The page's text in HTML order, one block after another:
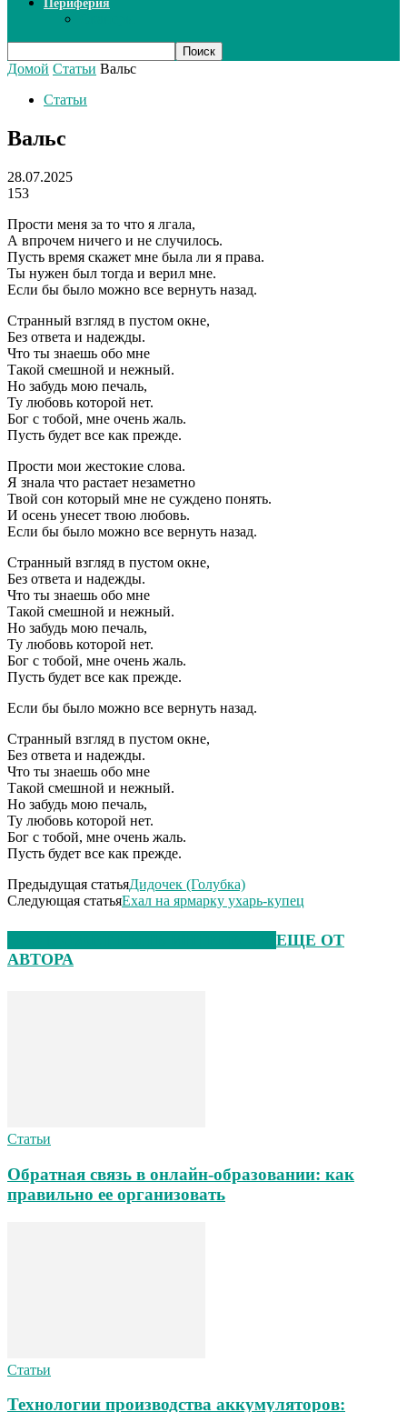
Периферия
Домой Статьи Вальс
Статьи
Вальс
28.07.2025
153
Прости меня за то что я лгала,
А впрочем ничего и не случилось.
Пусть время скажет мне была ли я права.
Ты нужен был тогда и верил мне.
Если бы было можно все вернуть назад.
Странный взгляд в пустом окне,
Без ответа и надежды.
Что ты знаешь обо мне
Такой смешной и нежный.
Но забудь мою печаль,
Ту любовь которой нет.
Бог с тобой, мне очень жаль.
Пусть будет все как прежде.
Прости мои жестокие слова.
Я знала что растает незаметно
Твой сон который мне не суждено понять.
И осень унесет твою любовь.
Если бы было можно все вернуть назад.
Странный взгляд в пустом окне,
Без ответа и надежды.
Что ты знаешь обо мне
Такой смешной и нежный.
Но забудь мою печаль,
Ту любовь которой нет.
Бог с тобой, мне очень жаль.
Пусть будет все как прежде.
Если бы было можно все вернуть назад.
Странный взгляд в пустом окне,
Без ответа и надежды.
Что ты знаешь обо мне
Такой смешной и нежный.
Но забудь мою печаль,
Ту любовь которой нет.
Бог с тобой, мне очень жаль.
Пусть будет все как прежде.
Предыдущая статьяДидочек (Голубка)
Следующая статьяЕхал на ярмарку ухарь-купец
ЕЩЕ ОТ
АВТОРА
Статьи
Обратная связь в онлайн-образовании: как
правильно ее организовать
Статьи
Технологии производства аккумуляторов: